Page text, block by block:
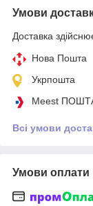
Умови
Доставка
Нова Пошта
Укрпошта
Meest
Всі умови
Умови оплати